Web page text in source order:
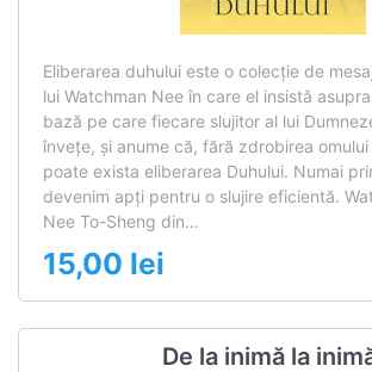
Eliberarea duhului este o colecţie de
lui Watchman Nee în care el insistă
bază pe care fiecare slujitor al lui
înveţe, şi anume că, fără zdrobirea
poate exista eliberarea Duhului. Numai
devenim apţi pentru o slujire eficientă.
Nee To-Sheng din…
15,00 lei
De la inimă la